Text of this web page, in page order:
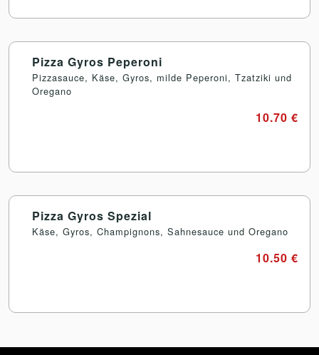
Pizza Gyros Peperoni
Pizzasauce, Käse, Gyros, milde Peperoni, Tzatziki und
Oregano
10.70 €
Pizza Gyros Spezial
Käse, Gyros, Champignons, Sahnesauce und Oregano
10.50 €